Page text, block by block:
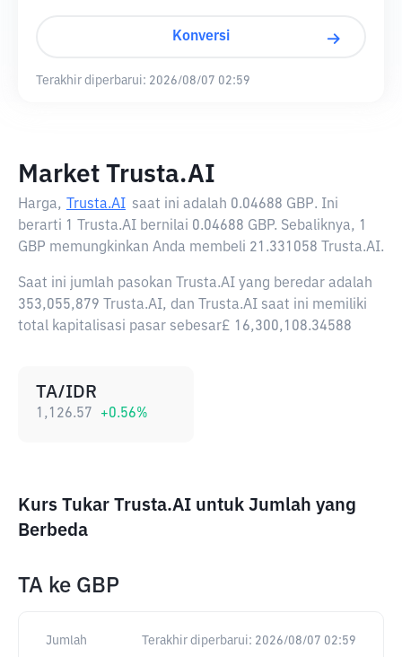
Konversi
Terakhir diperbarui: 2026/08/07 02:59
Market Trusta.AI
Harga, Trusta.AI saat ini adalah 0.04688 GBP. Ini
berarti 1 Trusta.AI bernilai 0.04688 GBP. Sebaliknya, 1
GBP memungkinkan Anda membeli 21.331058 Trusta.AI.
Saat ini jumlah pasokan Trusta.AI yang beredar adalah
353,055,879 Trusta.AI, dan Trusta.AI saat ini memiliki
total kapitalisasi pasar sebesar£ 16,300,108.34588
TA/IDR
1,126.57 +0.56%
Kurs Tukar Trusta.AI untuk Jumlah yang
Berbeda
TA ke GBP
Jumlah Terakhir diperbarui: 2026/08/07 02:59